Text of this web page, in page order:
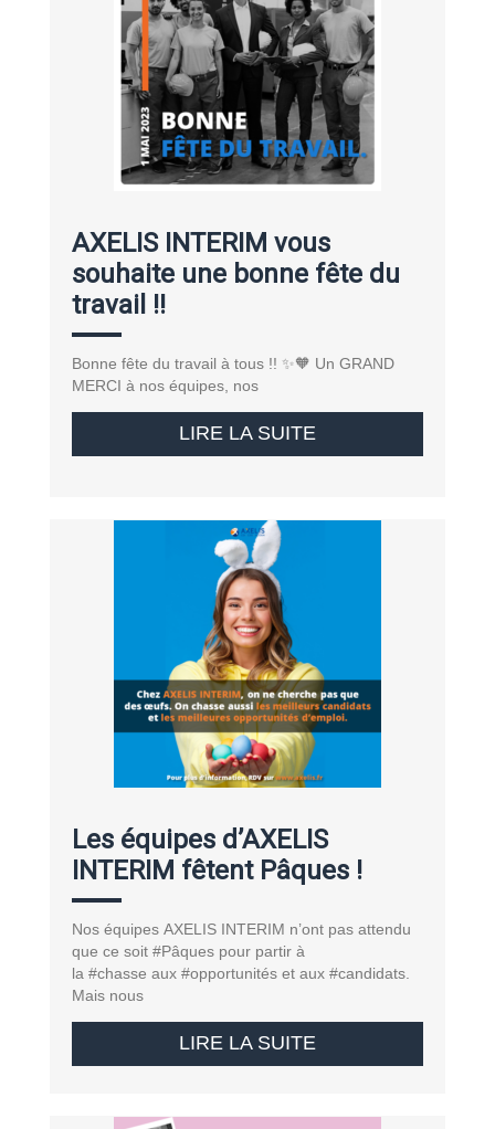
AXELIS INTERIM vous
souhaite une bonne fête du
travail !!
Bonne fête du travail à tous !! ✨🧡 Un GRAND
MERCI à nos équipes, nos
LIRE LA SUITE
Les équipes d’AXELIS
INTERIM fêtent Pâques !
Nos équipes AXELIS INTERIM n’ont pas attendu
que ce soit #Pâques pour partir à
la #chasse aux #opportunités et aux #candidats.
Mais nous
LIRE LA SUITE